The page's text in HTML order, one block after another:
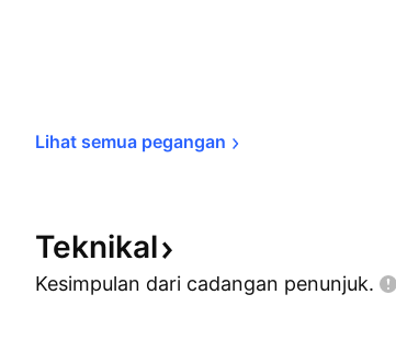
Lihat semua pegangan
Teknikal
Kesimpulan dari cadangan penunjuk.